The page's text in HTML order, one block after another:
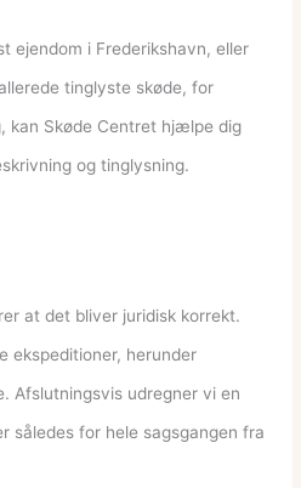
ejendom i Frederikshavn, eller
tinglyste skøde, for
kan Skøde Centret hjælpe dig
og tinglysning.
at det bliver juridisk korrekt.
ekspeditioner, herunder
Afslutningsvis udregner vi en
således for hele sagsgangen fra